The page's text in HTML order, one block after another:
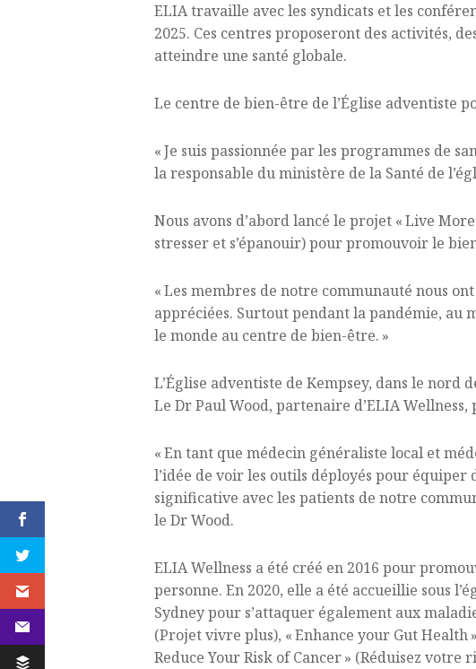
ELIA travaille avec les syndicats et les
2025. Ces centres proposeront des activités,
atteindre une santé globale.
Le centre de bien-être de l’Église adventiste
« Je suis passionnée par les programmes de
la responsable du ministère de la Santé de
Nous avons d’abord lancé le projet « Live
stresser et s’épanouir) pour promouvoir le
« Les membres de notre communauté nous
appréciées. Surtout pendant la pandémie, au
le monde au centre de bien-être. »
L’Église adventiste de Kempsey, dans le
Le Dr Paul Wood, partenaire d’ELIA
« En tant que médecin généraliste local et
l’idée de voir les outils déployés pour équiper
significative avec les patients de notre
le Dr Wood.
ELIA Wellness a été créé en 2016 pour
personne. En 2020, elle a été accueillie sous
Sydney pour s’attaquer également aux
(Projet vivre plus), « Enhance your Gut
Reduce Your Risk of Cancer » (Réduisez